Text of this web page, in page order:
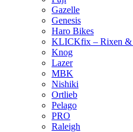
Gazelle
Genesis
Haro Bikes
KLICKfix – Rixen &
Knog
Lazer
MBK
Nishiki
Ortlieb
Pelago
PRO
Raleigh